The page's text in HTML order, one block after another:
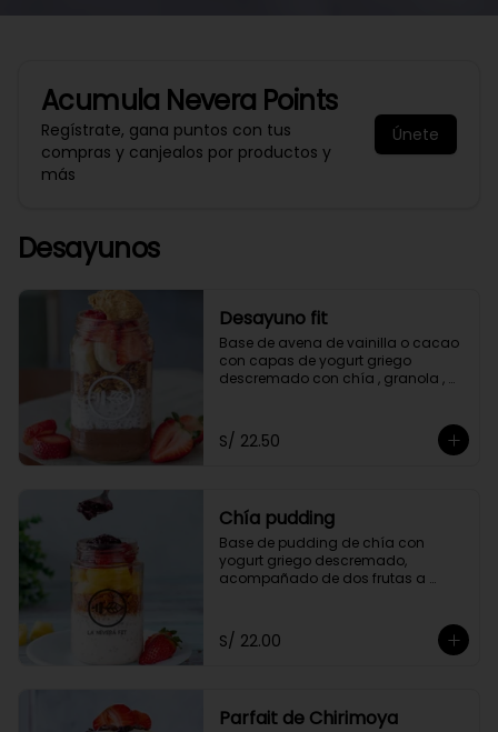
Acumula Nevera Points
Regístrate, gana puntos con tus
compras y canjealos por productos y
más
Únete
Desayunos
Desayuno fit
Base de avena de vainilla o cacao
con capas de yogurt griego
descremado con chía , granola ,
S/ 22.50
Chía pudding
Base de pudding de chía con
yogurt griego descremado,
acompañado de dos frutas a
S/ 22.00
Parfait de Chirimoya